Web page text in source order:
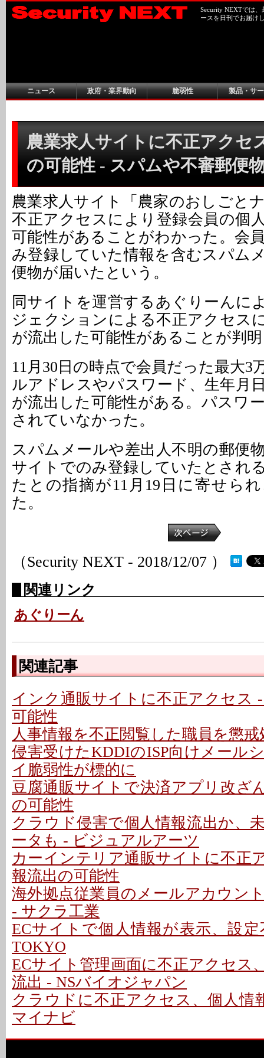
Security NEXTでは
ースを日刊でお届け
ニュース 政府・業界動向 脆弱性 製品・サ
農業求人サイトに不正アクセ
の可能性 - スパムや不審郵便
農業求人サイト「農家のおしごと
不正アクセスにより登録会員の個
可能性があることがわかった。会
み登録していた情報を含むスパム
便物が届いたという。
同サイトを運営するあぐりーんに
ジェクションによる不正アクセス
が流出した可能性があることが判
11月30日の時点で会員だった最大3
ルアドレスやパスワード、生年月
が流出した可能性がある。パスワ
されていなかった。
スパムメールや差出人不明の郵便
サイトでのみ登録していたとされ
たとの指摘が11月19日に寄せら
た。
（Security NEXT - 2018/12/07 ）
関連リンク
あぐりーん
関連記事
インク通販サイトに不正アクセス
可能性
人事情報を不正閲覧した職員を懲
侵害受けたKDDIのISP向けメール
イ脆弱性が標的に
豆腐通販サイトで決済アプリ改ざ
の可能性
クラウド侵害で個人情報流出か、
ータも - ビジュアルアーツ
カーインテリア通販サイトに不正
報流出の可能性
海外拠点従業員のメールアカウン
- サクラ工業
ECサイトで個人情報が表示、設定
TOKYO
ECサイト管理画面に不正アクセス
流出 - NSバイオジャパン
クラウドに不正アクセス、個人情
マイナビ